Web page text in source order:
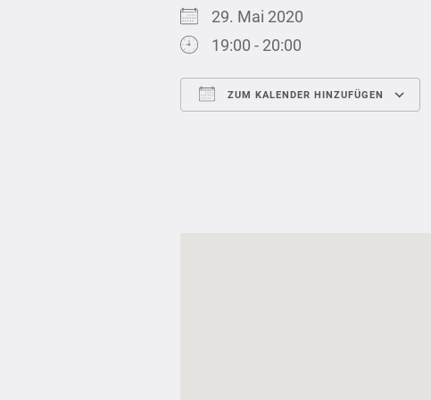
29. Mai 2020
19:00 - 20:00
ZUM KALENDER HINZUFÜGEN